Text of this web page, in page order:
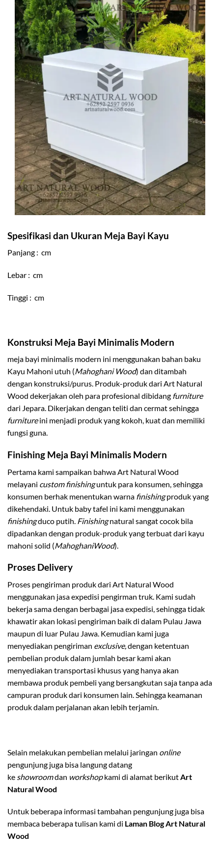
Spesifikasi dan Ukuran Meja Bayi Kayu
Panjang : cm
Lebar : cm
Tinggi : cm
Konstruksi Meja Bayi Minimalis Modern
meja bayi minimalis modern ini menggunakan bahan baku
Kayu Mahoni utuh (Mahoghani Wood) dan ditambah
dengan konstruksi/purus. Produk-produk dari Art Natural
Wood dekerjakan oleh para profesional dibidang furniture
dari Jepara. Dikerjakan dengan teliti dan cermat sehingga
furnitureini menjadi produk yang kokoh, kuat dan memiliki
fungsi guna.
Finishing Meja Bayi Minimalis Modern
Pertama kami sampaikan bahwa Art Natural Wood
melayani custom finishinguntuk para konsumen, sehingga
konsumen berhak menentukan warna finishingproduk yang
dikehendaki. Untuk baby tafel ini kami menggunakan
finishingduco putih. Finishingnatural sangat cocok bila
dipadankan dengan produk-produk yang terbuat dari kayu
mahoni solid (MahoghaniWood).
Proses Delivery
Proses pengiriman produk dari Art Natural Wood
menggunakan jasa expedisi pengirman truk. Kami sudah
bekerja sama dengan berbagai jasa expedisi, sehingga tidak
khawatir akan lokasi pengiriman baik di dalam Pulau Jawa
maupun di luar Pulau Jawa. Kemudian kami juga
menyediakan pengiriman exclusive,dengan ketentuan
pembelian produk dalam jumlah besar kami akan
menyediakan transportasi khusus yang hanya akan
membawa produk pembeli yang bersangkutan saja tanpa ada
campuran produk dari konsumen lain. Sehingga keamanan
produk dalam perjalanan akan lebih terjamin.
Selain melakukan pembelian melalui jaringan online
pengunjung juga bisa langung datang
ke showroomdan workshopkami di alamat berikut Art
Natural Wood
Untuk beberapa informasi tambahan pengunjung juga bisa
membaca beberapa tulisan kami di Laman Blog Art Natural
Wood